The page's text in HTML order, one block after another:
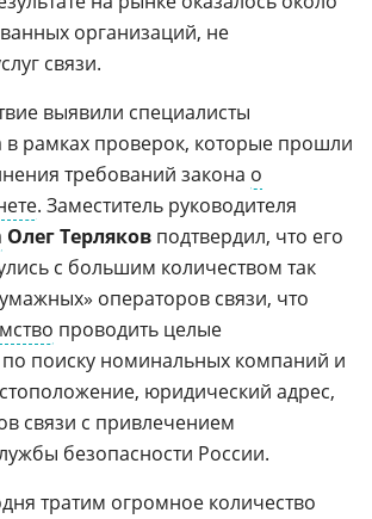
организаций, не
связи.
выявили специалисты
в рамках проверок, которые прошли
требований закона о
. Заместитель руководителя
Олег Терляков подтвердил, что его
с большим количеством так
операторов связи, что
проводить целые
по поиску номинальных компаний и
юридический адрес,
связи с привлечением
безопасности России.
тратим огромное количество